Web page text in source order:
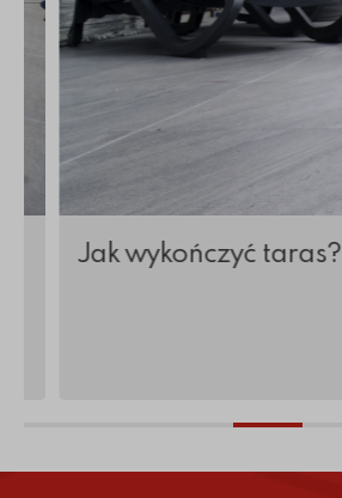
Jak wykończyć taras?